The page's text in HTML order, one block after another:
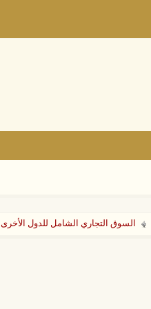
السوق التجاري الشامل للدول الأخرى